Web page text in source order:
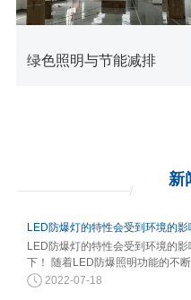
查看更多
绿色照明与节能减排
新
LED防爆灯的特性会受到环境的影
LED防爆灯的特性会受到环境的
下！ 随着LED防爆照明功能的不
2022-07-18